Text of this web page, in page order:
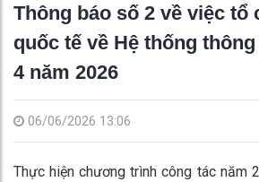
Thông báo số 2 về việc tổ
quốc tế về Hệ thống
4 năm 2026
06/06/2026 13:06
Thực hiện chương trình công tác năm